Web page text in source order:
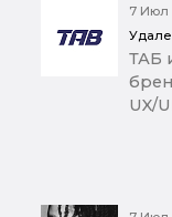
7 Июл
ТАБ
UX/